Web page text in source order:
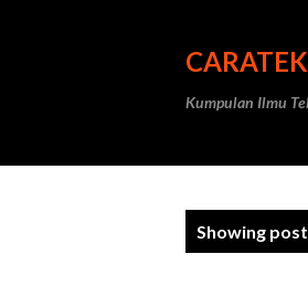
Kumpulan Ilmu
Showing